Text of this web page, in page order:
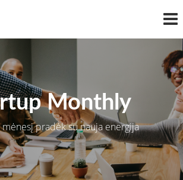
Monthly
mėnesį pradėk su nauja energija